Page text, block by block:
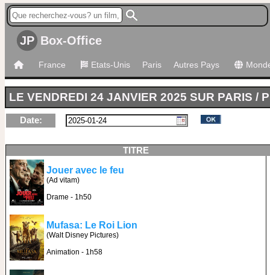
JP Box-Office
France Etats-Unis Paris Autres Pays
LE VENDREDI 24 JANVIER 2025 SUR PARIS /
Date:
TITRE
Jouer avec le feu
(Ad vitam)
Drame - 1h50
Mufasa: Le Roi Lion
(Walt Disney Pictures)
Animation - 1h58